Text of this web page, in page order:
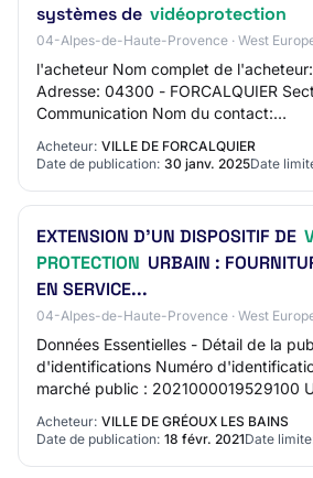
systèmes de vidéoprotection
04-Alpes-de-Haute-Provence · West
l'acheteur Nom complet de
Adresse: 04300 - FORCALQUIER
Communication Nom du contact:
contact: N/C Numér…
Acheteur: VILLE DE FORCALQUIER
Date de publication: 30 janv. 2025Date
EXTENSION D'UN DISPOSITIF DE
PROTECTION URBAIN :
EN SERVICE...
04-Alpes-de-Haute-Provence · West
Données Essentielles - Détail de la
d'identifications Numéro
marché public : 2021000019529100
210400941000140000195291
GREO…
Acheteur: VILLE DE GRÉOUX LES BAINS
Date de publication: 18 févr. 2021Date